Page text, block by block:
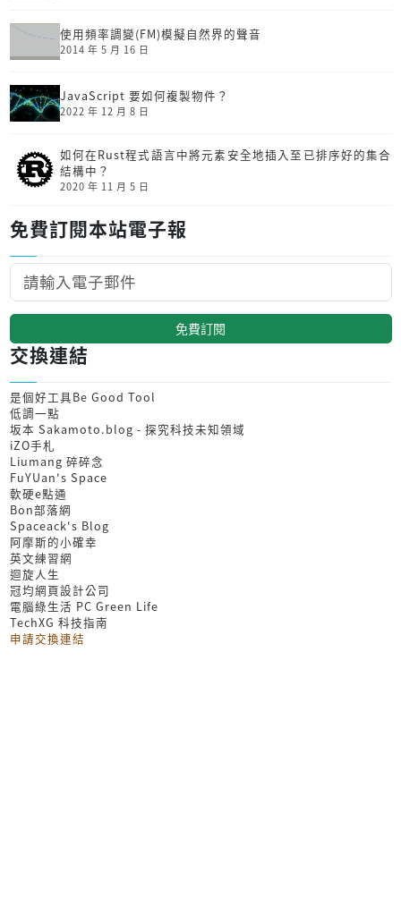
使用頻率調變(FM)模擬自然界的聲音
2014 年 5 月 16 日
JavaScript 要如何複製物件？
2022 年 12 月 8 日
如何在Rust程式語言中將元素安全地插入至已排序好的集合
結構中？
2020 年 11 月 5 日
免費訂閱本站電子報
免費訂閱
交換連結
是個好工具Be Good Tool
低調一點
坂本 Sakamoto.blog - 探究科技未知領域
iZO手札
Liumang 碎碎念
FuYUan's Space
軟硬e點通
Bon部落網
Spaceack's Blog
阿摩斯的小確幸
英文練習網
迴旋人生
冠均網頁設計公司
電腦綠生活 PC Green Life
TechXG 科技指南
申請交換連結